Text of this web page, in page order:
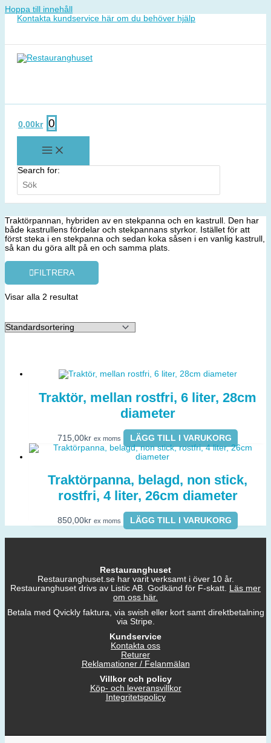
Hoppa till innehåll
Kontakta kundservice här om du behöver hjälp
0,00 kr 0
Search for:
Traktörpannan, hybriden av en stekpanna och en kastrull. Den har
både kastrullens fördelar och stekpannans styrkor. Istället för att
först steka i en stekpanna och sedan koka såsen i en vanlig kastrull,
så kan du göra allt på en och samma plats.
FILTRERA
Visar alla 2 resultat
Traktör, mellan rostfri, 6 liter, 28cm
diameter
715,00kr ex moms LÄGG TILL I VARUKORG
Traktörpanna, belagd, non stick,
rostfri, 4 liter, 26cm diameter
850,00kr ex moms LÄGG TILL I VARUKORG
Restauranghuset
Restauranghuset.se har varit verksamt i över 10 år.
Restauranghuset drivs av Listic AB. Godkänd för F-skatt. Läs mer
om oss här.
Betala med Qvickly faktura, via swish eller kort samt direktbetalning
via Stripe.
Kundservice
Kontakta oss
Returer
Reklamationer / Felanmälan
Villkor och policy
Köp- och leveransvillkor
Integritetspolicy